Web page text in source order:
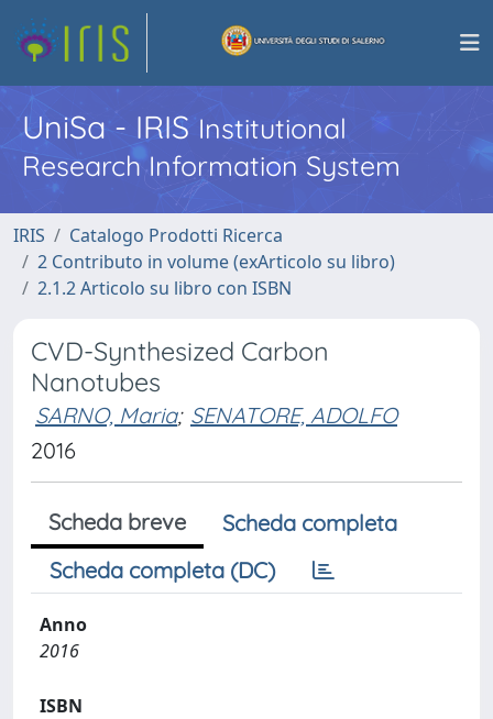
UniSa - IRISInstitutional
Research Information System
IRIS
Catalogo Prodotti Ricerca
2 Contributo in volume (exArticolo su libro)
2.1.2 Articolo su libro con ISBN
CVD-Synthesized Carbon
Nanotubes
SARNO, Maria; SENATORE, ADOLFO
2016
Scheda breve
Scheda completa
Scheda completa (DC)
Anno
2016
ISBN